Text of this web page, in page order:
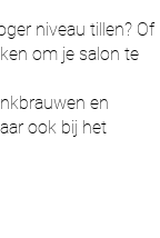
niveau tillen? Of
om je salon te
en
ook bij het